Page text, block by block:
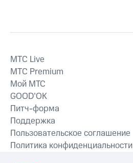
MTС Live
MTС Premium
Мой МТС
GOOD’OK
Питч-форма
Поддержка
Пользовательское соглашение
Политика конфиденциальности